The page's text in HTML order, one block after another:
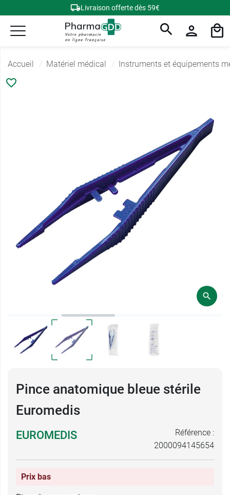
Livraison offerte dès 59€
Accueil Matériel médical Instruments et équipements
Pince anatomique bleue stérile
Euromedis
EUROMEDIS
Référence :
2000094145654
Prix bas